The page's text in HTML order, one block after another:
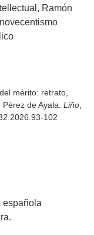
Ramón
novecentismo
mérito: retrato,
de Ayala. Liño,
102
española